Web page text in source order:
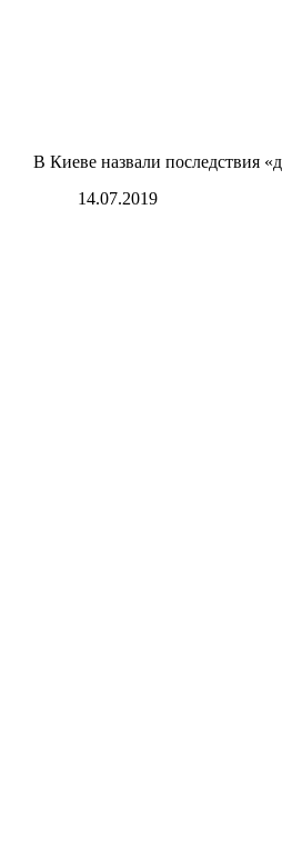
В Киеве назвали последствия
14.07.2019